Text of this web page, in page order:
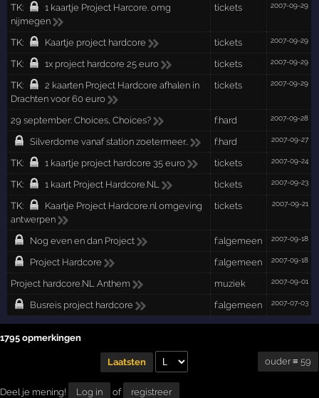
TK:
1 kaartje Project Harcore. omg
nijmegen
tickets 2007-09-29
TK: Kaartje project hardcore tickets 2007-09-29
TK: 1x project hardcore 25 euro tickets 2007-09-29
TK:
2 kaarten Project Hardcore afhalen in
Drachten voor 60 euro
tickets 2007-09-29
29 september: Choices, Choices? f:hard 2007-09-28
Silverdome vanaf station zoetermeer.. f:hard 2007-09-27
TK: 1 kaartje project hardcore 35 euro tickets 2007-09-24
TK: 1 kaart Project Hardcore.NL tickets 2007-09-23
TK:
Kaartje Project Hardcore.nl omgeving
antwerpen
tickets 2007-09-21
Nog even en dan Project f:algemeen 2007-09-18
Project Hardcore f:algemeen 2007-09-18
Project hardcore.NL Anthem muziek 2007-09-01
Busreis project hardcore f:algemeen 2007-07-03
1795 opmerkingen
Laatsten ouder ≡ 59
Deel je mening! Log in of registreer